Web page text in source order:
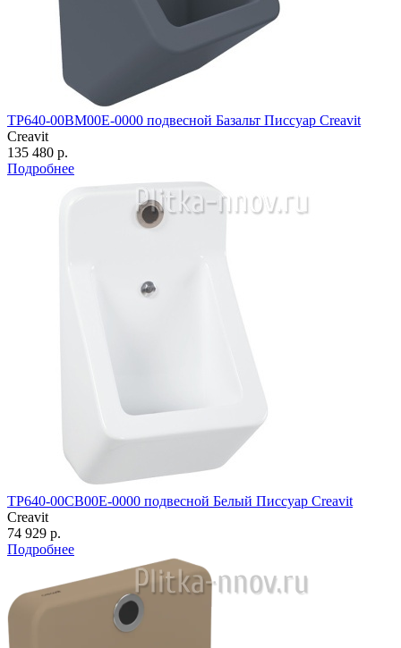
TP640-00BM00E-0000 подвесной Базальт Писсуар Creavit
Creavit
135 480 р.
Подробнее
TP640-00CB00E-0000 подвесной Белый Писсуар Creavit
Creavit
74 929 р.
Подробнее